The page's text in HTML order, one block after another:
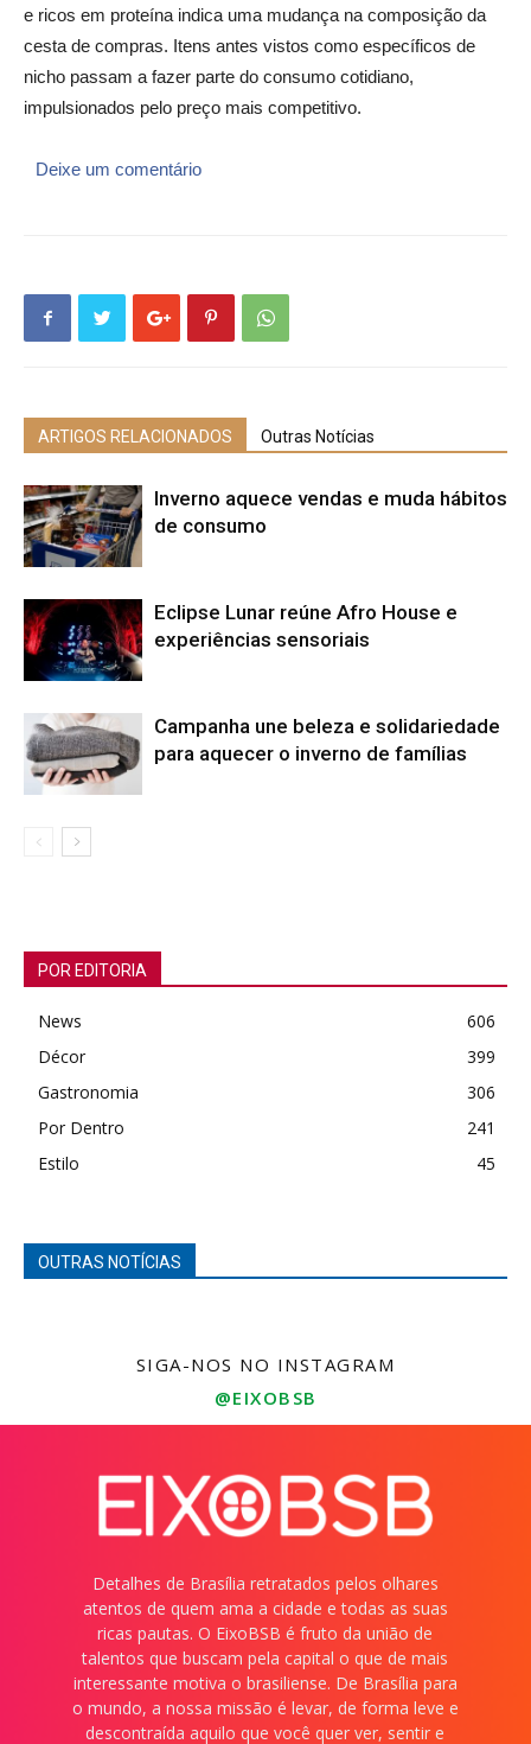
e ricos em proteína indica uma mudança na composição da
cesta de compras. Itens antes vistos como específicos de
nicho passam a fazer parte do consumo cotidiano,
impulsionados pelo preço mais competitivo.
Deixe um comentário
ARTIGOS RELACIONADOS Outras Notícias
Inverno aquece vendas e muda hábitos
de consumo
Eclipse Lunar reúne Afro House e
experiências sensoriais
Campanha une beleza e solidariedade
para aquecer o inverno de famílias
POR EDITORIA
News
606
Décor
399
Gastronomia
306
Por Dentro
241
Estilo
45
OUTRAS NOTÍCIAS
SIGA-NOS NO INSTAGRAM
@EIXOBSB
Detalhes de Brasília retratados pelos olhares
atentos de quem ama a cidade e todas as suas
ricas pautas. O EixoBSB é fruto da união de
talentos que buscam pela capital o que de mais
interessante motiva o brasiliense. De Brasília para
o mundo, a nossa missão é levar, de forma leve e
descontraída aquilo que você quer ver, sentir e